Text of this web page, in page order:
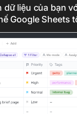
dữ liệu của bạn
Google Sheets